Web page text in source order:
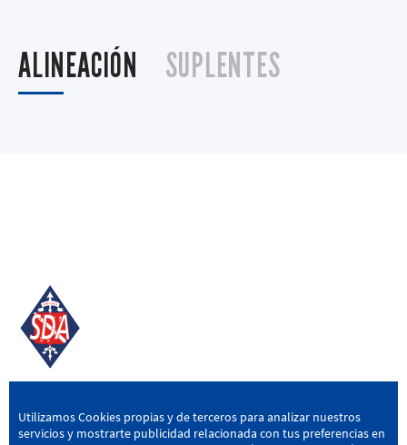
ALINEACIÓN SUPLENTES
SD AMOREBIETA
Utilizamos Cookies propias y de terceros para analizar nuestros
servicios y mostrarte publicidad relacionada con tus preferencias en